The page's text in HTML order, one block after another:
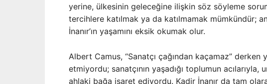
yerine, ülkesinin geleceğine ilişkin söz söyleme
tercihlere katılmak ya da katılmamak mümkündür;
İnanır’ın yaşamını eksik okumak olur.
Albert Camus, “Sanatçı çağından kaçamaz”
etmiyordu; sanatçının yaşadığı toplumun
ahlaki bağa işaret ediyordu. Kadir İnanır da tam